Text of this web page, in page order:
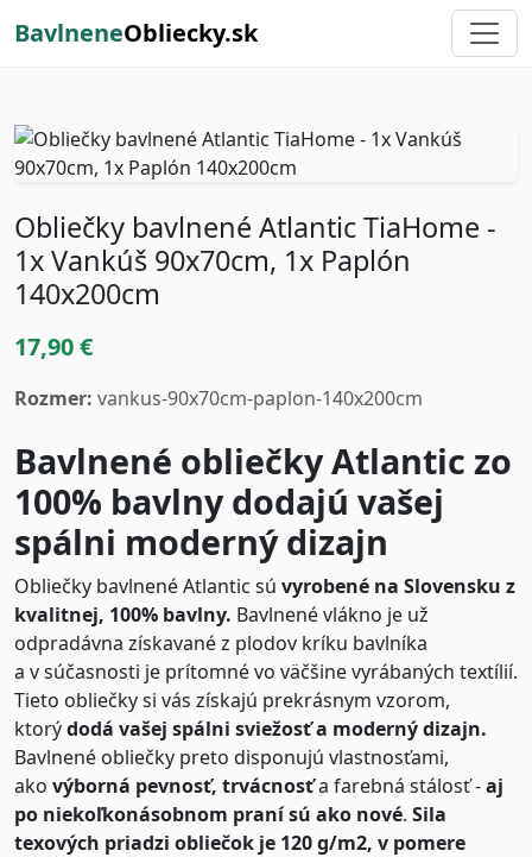
BavlneneObliecky.sk
Obliečky bavlnené Atlantic TiaHome -
1x Vankúš 90x70cm, 1x Paplón
140x200cm
17,90 €
Rozmer: vankus-90x70cm-paplon-140x200cm
Bavlnené obliečky Atlantic zo
100% bavlny dodajú vašej
spálni moderný dizajn
Obliečky bavlnené Atlantic sú vyrobené na Slovensku z
kvalitnej, 100% bavlny. Bavlnené vlákno je už
odpradávna získavané z plodov kríku bavlníka
a v súčasnosti je prítomné vo väčšine vyrábaných textílií.
Tieto obliečky si vás získajú prekrásnym vzorom,
ktorýdodá vašej spálni sviežosť a moderný dizajn.
Bavlnené obliečky preto disponujú vlastnosťami,
ako výborná pevnosť, trvácnosťa farebná stálosť -aj
po niekoľkonásobnom praní sú ako nové. Sila
texových priadzi obliečok je 120 g/m2, v pomere